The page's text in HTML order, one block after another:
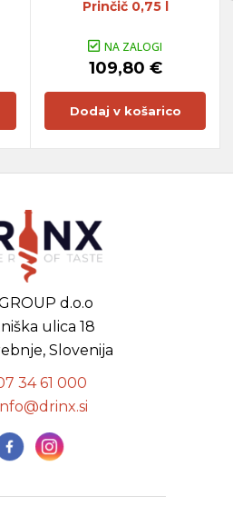
Prinčič 0,75 l
NA ZALOGI
109,80 €
Dodaj v košarico
d.o.o
ulica 18
Slovenija
34 61 000